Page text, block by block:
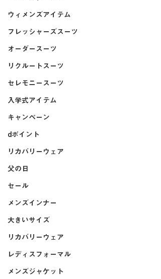
ウィメンズアイテム
フレッシャーズスーツ
オーダースーツ
リクルートスーツ
セレモニースーツ
入学式アイテム
キャンペーン
dポイント
リカバリーウェア
父の日
セール
メンズインナー
大きいサイズ
リカバリーウェア
レディスフォーマル
メンズジャケット